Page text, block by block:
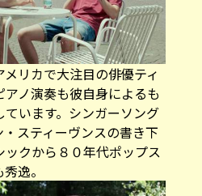
リカで大注目の俳優ティ
ノ演奏も彼自身によるも
います。シンガーソング
スティーヴンスの書き下
クから８０年代ポップス
逸。